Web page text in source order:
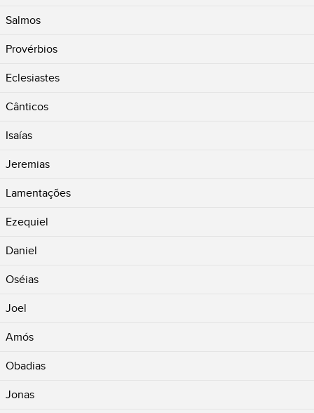
Salmos
Provérbios
Eclesiastes
Cânticos
Isaías
Jeremias
Lamentações
Ezequiel
Daniel
Oséias
Joel
Amós
Obadias
Jonas